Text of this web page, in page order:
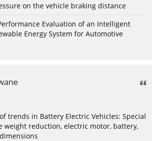
on the vehicle braking distance
Evaluation of an Intelligent
Energy System for Automotive
trends in Battery Electric Vehicles: Special
weight reduction, electric motor, battery,